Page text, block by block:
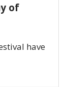
of
have